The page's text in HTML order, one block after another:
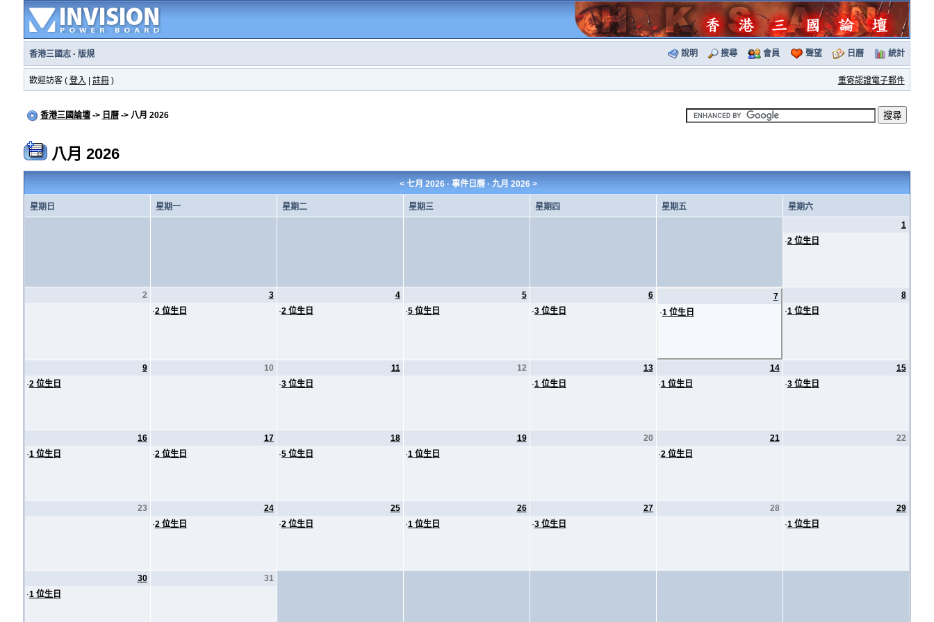
香港三國志· 版規 說明 搜尋 會員 聲望 日曆 統計
歡迎訪客 ( 登入 註冊) 重寄認證電子郵件
香港三國論壇-> 日曆-> 八月 2026
八月 2026
<七月 2026 · 事件日曆 ·九月 2026 >
星期日 星期一 星期二 星期三 星期四 星期五
星期六
1
·2 位生日
2
3
·2 位生日
4
·2 位生日
5
·5 位生日
6
·3 位生日
7
·1 位生日
8
·1 位生日
9
·2 位生日
10
11
·3 位生日
12
13
·1 位生日
14
·1 位生日
15
·3 位生日
16
·1 位生日
17
·2 位生日
18
·5 位生日
19
·1 位生日
20
21
·2 位生日
22
23
24
·2 位生日
25
·2 位生日
26
·1 位生日
27
·3 位生日
28
29
·1 位生日
30
·1 位生日
31